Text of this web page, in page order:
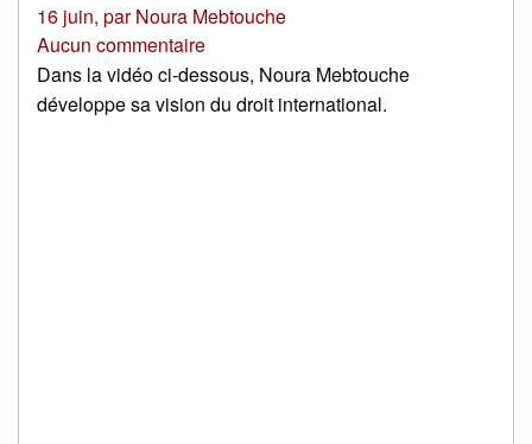
16 juin, parNoura Mebtouche
Aucun commentaire
Dans la vidéo ci-dessous, Noura Mebtouche
développe sa vision du droit international.